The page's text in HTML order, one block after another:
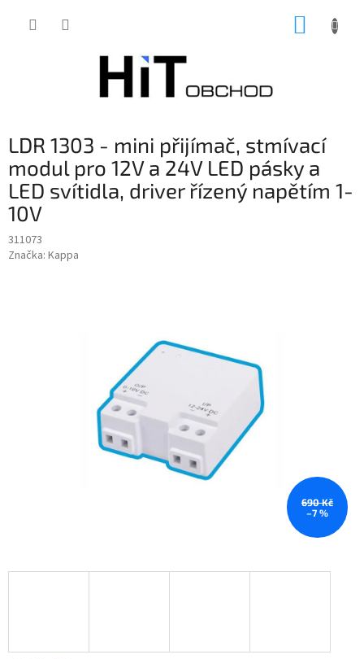
LDR 1303 - mini přijímač, stmívací
modul pro 12V a 24V LED pásky a
LED svítidla, driver řízený napětím 1-
10V
311073
Značka: Kappa
690 Kč
–7 %